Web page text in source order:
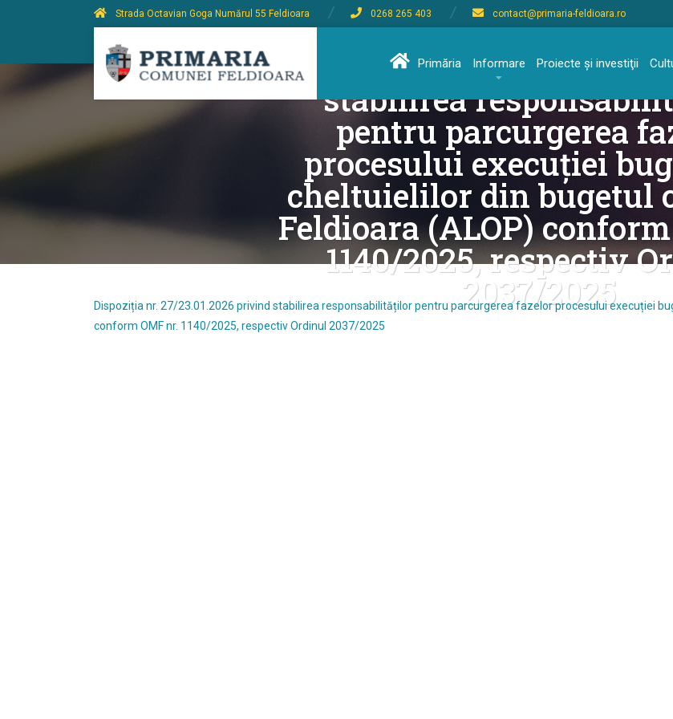
Strada Octavian Goga Numărul 55 Feldioara 0268 265 403 contact@primaria-feldioara.ro
Primăria Informare Proiecte şi investiţii
Dispoziția nr. 27/
stabilirea
pentru parcurgerea
procesului execuției
cheltuielilor din bugetul
Feldioara (ALOP)
1140/2025, respectiv
2037/2025
Dispoziția nr. 27/23.01.2026 privind stabilirea responsabilităților pentru parcurgerea fazelor procesului execuției
conform OMF nr. 1140/2025, respectiv Ordinul 2037/2025